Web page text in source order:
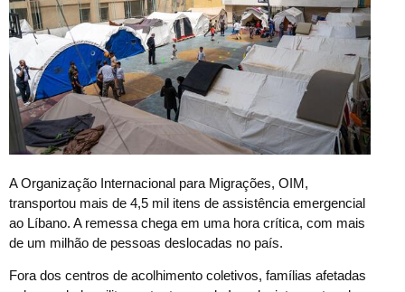
A Organização Internacional para Migrações, OIM,
transportou mais de 4,5 mil itens de assistência emergencial
ao Líbano. A remessa chega em uma hora crítica, com mais
de um milhão de pessoas deslocadas no país.
Fora dos centros de acolhimento coletivos, famílias afetadas